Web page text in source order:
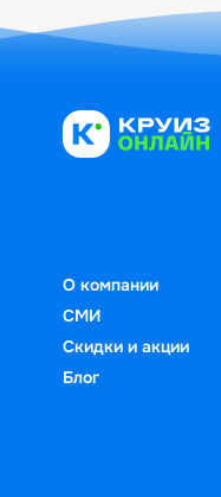
О компании
СМИ
Скидки и акции
Блог